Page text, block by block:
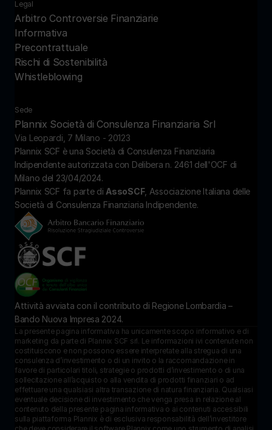
La presente pagina informativa ha unicamente scopo informativo e di
marketing da parte di Plannix SCF srl. Le informazioni ivi contenute non
costituiscono e non possono essere interpretate alla stregua di una
consulenza d’investimento o di un invito o la raccomandazione in
favore di particolari titoli, strategie o prodotti d’investimento o di una
sollecitazione all’acquisto o alla vendita di prodotti finanziari o ad
effettuare una qualsiasi altra transazione di natura finanziaria. Qualsiasi
eventuale decisione di investimento che venga presa in relazione al
contenuto della presente pagina informativa o ai contenuti accessibili
sulla piattaforma Plannix è di esclusiva responsabilità dell’investitore
Sede
Plannix Società di Consulenza Finanziaria Srl
Via Leopardi, 7 Milano - 20123
Legal
Arbitro Controversie Finanziarie
Informativa
Precontrattuale
Rischi di Sostenibilità
Whistleblowing
Plannix SCF è una Società di Consulenza Finanziaria
Indipendente autorizzata con Delibera n. 2461 dell'OCF di
Milano del 23/04/2024.
Plannix SCF fa parte di AssoSCF, Associazione Italiana delle
Società di Consulenza Finanziaria Indipendente.
Attività avviata con il contributo di Regione Lombardia –
Bando Nuova Impresa 2024.